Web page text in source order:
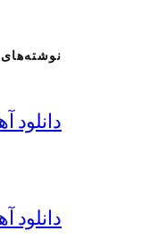
نوشته‌های
دانلود
دانلود